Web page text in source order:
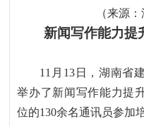
（来源
新闻写作能力提
11 月 13日，湖南省
举办了新闻写作能力提
位的130余名通讯员参加